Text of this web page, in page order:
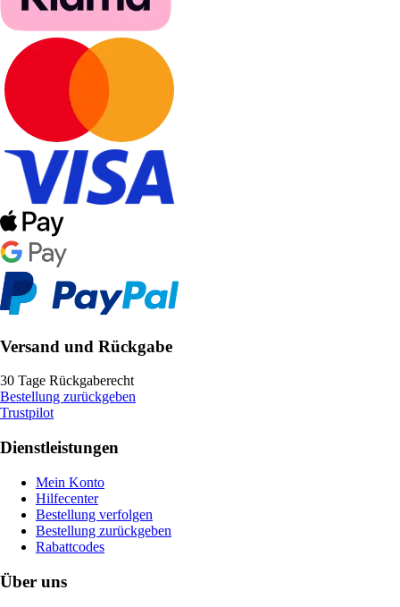
Versand und Rückgabe
30 Tage Rückgaberecht
Bestellung zurückgeben
Trustpilot
Dienstleistungen
Mein Konto
Hilfecenter
Bestellung verfolgen
Bestellung zurückgeben
Rabattcodes
Über uns